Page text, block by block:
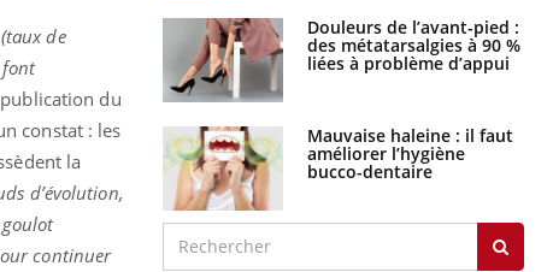
de
font
du
constat : les
la
d’évolution,
continuer
Douleurs de l’avant-pied :
des métatarsalgies à 90 %
liées à problème d’appui
Mauvaise haleine : il faut
améliorer l’hygiène
bucco-dentaire